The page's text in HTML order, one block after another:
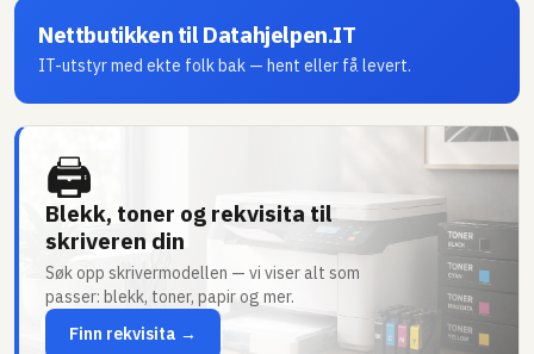
Nettbutikken til Datahjelpen.IT
IT-utstyr med ekte folk bak — hent eller få levert.
🖨
Blekk, toner og rekvisita til
skriveren din
Søk opp skrivermodellen — vi viser alt som
passer: blekk, toner, papir og mer.
Finn rekvisita →